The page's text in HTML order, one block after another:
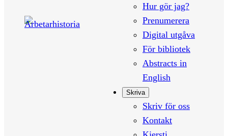
Hur gör jag?
Prenumerera
Digital utgåva
För bibliotek
Abstracts in
English
Skriva
Skriv för oss
Kontakt